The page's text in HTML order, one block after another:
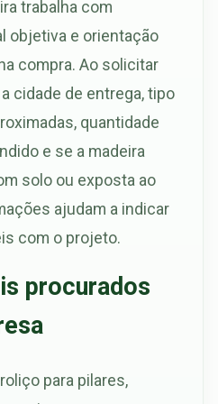
trabalha com
objetiva e orientação
compra. Ao solicitar
cidade de entrega, tipo
quantidade
e se a madeira
solo ou exposta ao
ajudam a indicar
com o projeto.
procurados
para pilares,